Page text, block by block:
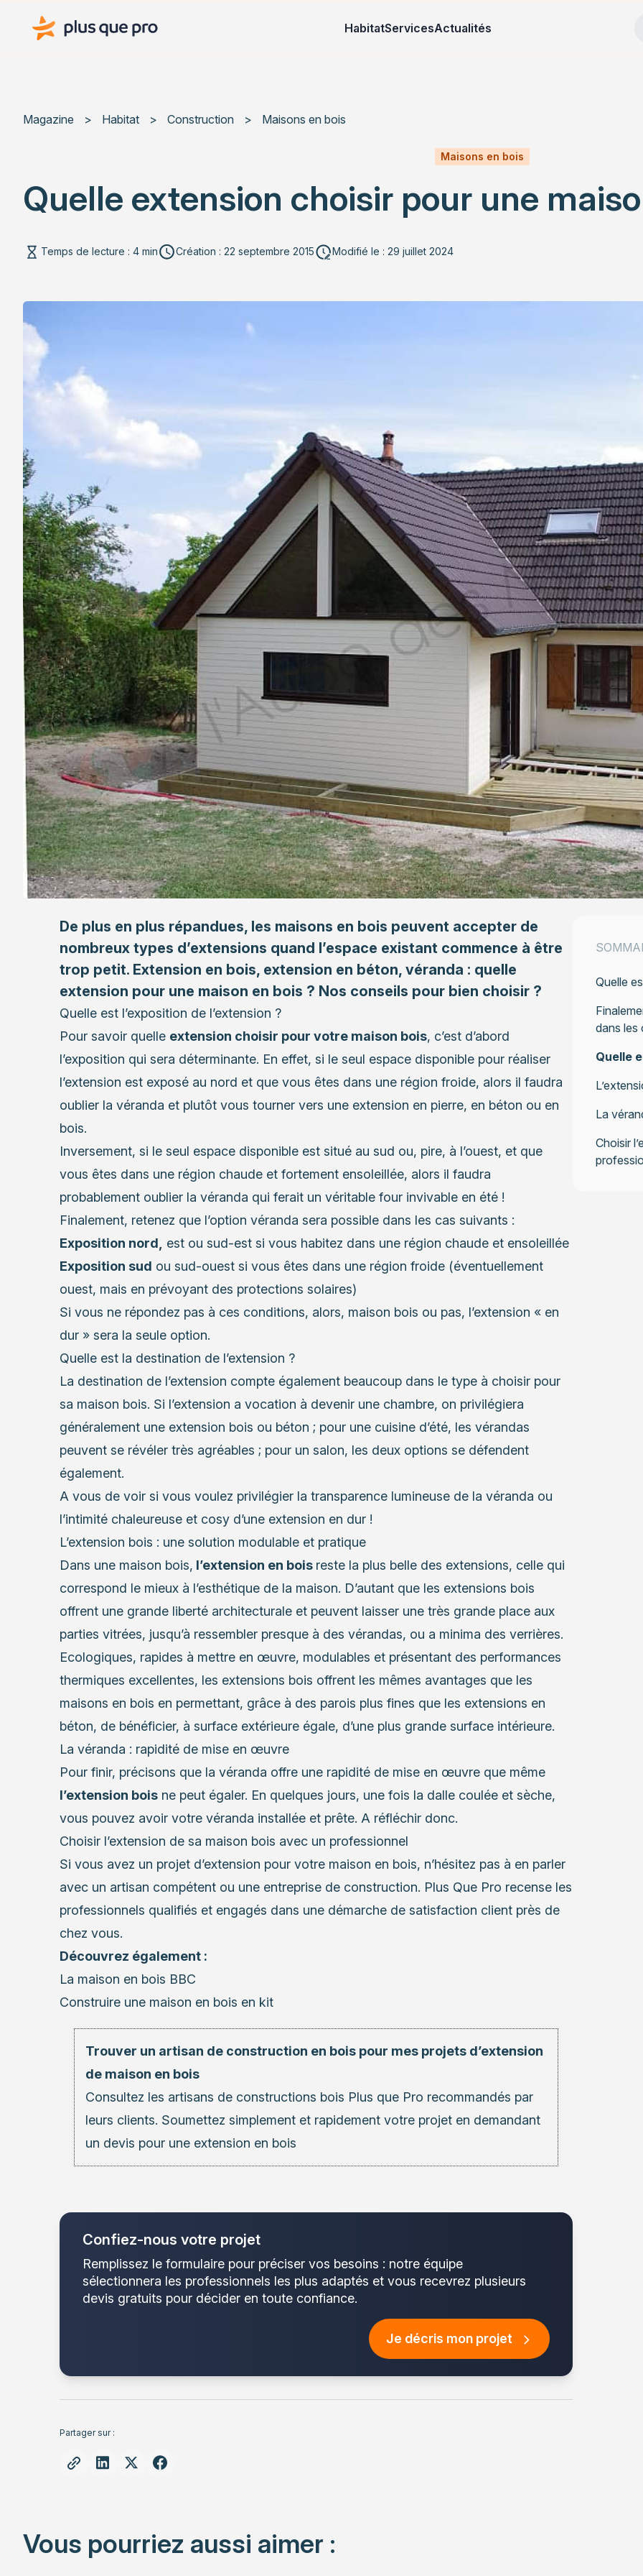
Plus que pro Mag'
HabitatServicesActualités
Magazine > Habitat > Construction > Maisons en bois
Maisons en bois
Quelle extension choisir pour une
Temps de lecture : 4 min Création : 22 septembre 2015 Modifié le : 29 juillet 2024
De plus en plus répandues, les maisons en bois peuvent accepter de
nombreux types d’extensions quand l’espace existant commence à être
trop petit. Extension en bois, extension en béton, véranda : quelle
extension pour une maison en bois ? Nos conseils pour bien choisir ?
Quelle est l’exposition de l’extension ?
Pour savoir quelle extension choisir pour votre maison bois, c’est d’abord
l’exposition qui sera déterminante. En effet, si le seul espace disponible pour réaliser
l’extension est exposé au nord et que vous êtes dans une région froide, alors il faudra
oublier la véranda et plutôt vous tourner vers une extension en pierre, en béton ou en
bois.
Inversement, si le seul espace disponible est situé au sud ou, pire, à l’ouest, et que
vous êtes dans une région chaude et fortement ensoleillée, alors il faudra
probablement oublier la véranda qui ferait un véritable four invivable en été !
Finalement, retenez que l’option véranda sera possible dans les cas suivants :
Exposition nord,
est ou sud-est si vous habitez dans une région chaude et ensoleillée
Exposition sud ou sud-ouest si vous êtes dans une région froide (éventuellement
ouest, mais en prévoyant des protections solaires)
Si vous ne répondez pas à ces conditions, alors, maison bois ou pas, l’extension « en
dur » sera la seule option.
Quelle est la destination de l’extension ?
La destination de l’extension compte également beaucoup dans le type à choisir pour
sa maison bois. Si l’extension a vocation à devenir une chambre, on privilégiera
généralement une extension bois ou béton ; pour une cuisine d’été, les vérandas
peuvent se révéler très agréables ; pour un salon, les deux options se défendent
également.
A vous de voir si vous voulez privilégier la transparence lumineuse de la véranda ou
l’intimité chaleureuse et cosy d’une extension en dur !
L’extension bois : une solution modulable et pratique
Dans une maison bois, l’extension en bois reste la plus belle des extensions, celle qui
correspond le mieux à l’esthétique de la maison. D’autant que les extensions bois
offrent une grande liberté architecturale et peuvent laisser une très grande place aux
parties vitrées, jusqu’à ressembler presque à des vérandas, ou a minima des verrières.
Ecologiques, rapides à mettre en œuvre, modulables et présentant des performances
thermiques excellentes, les extensions bois offrent les mêmes avantages que les
maisons en bois en permettant, grâce à des parois plus fines que les extensions en
béton, de bénéficier, à surface extérieure égale, d’une plus grande surface intérieure.
La véranda : rapidité de mise en œuvre
Pour finir, précisons que la véranda offre une rapidité de mise en œuvre que même
l’extension boisne peut égaler. En quelques jours, une fois la dalle coulée et sèche,
vous pouvez avoir votre véranda installée et prête. A réfléchir donc.
Choisir l’extension de sa maison bois avec un professionnel
Si vous avez un projet d’extension pour votre maison en bois, n’hésitez pas à en parler
avec un artisan compétent ou une entreprise de construction. Plus Que Pro recense les
professionnels qualifiés et engagés dans une démarche de satisfaction client près de
chez vous.
Découvrez également :
La maison en bois BBC
Construire une maison en bois en kit
Trouver un artisan de construction en bois pour mes projets d’extension
de maison en bois
Consultez les artisans de constructions bois Plus que Pro recommandés par
leurs clients. Soumettez simplement et rapidement votre projet en demandant
un devis pour une extension en bois
Confiez-nous votre projet
Remplissez le formulaire pour préciser vos besoins : notre équipe
sélectionnera les professionnels les plus adaptés et vous recevrez plusieurs
devis gratuits pour décider en toute confiance.
Je décris mon projet
Partager sur :
Quelle
dans les
Quelle
La
Choisir
Vous pourriez aussi aimer :